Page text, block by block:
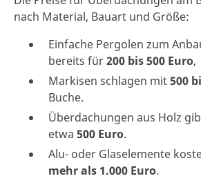
nach Material, Bauart und Größe:
Einfache Pergolen zum
bereits für200 bis 500 Euro,
Markisen schlagen mit500
Buche.
Überdachungen aus Holz
etwa 500 Euro.
Alu- oder Glaselemente
mehr als 1.000 Euro.